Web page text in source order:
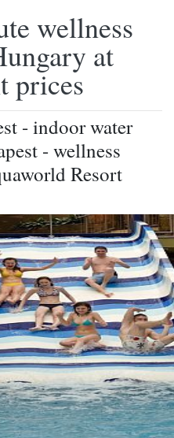
wellness
at
prices
- indoor water
- wellness
Resort